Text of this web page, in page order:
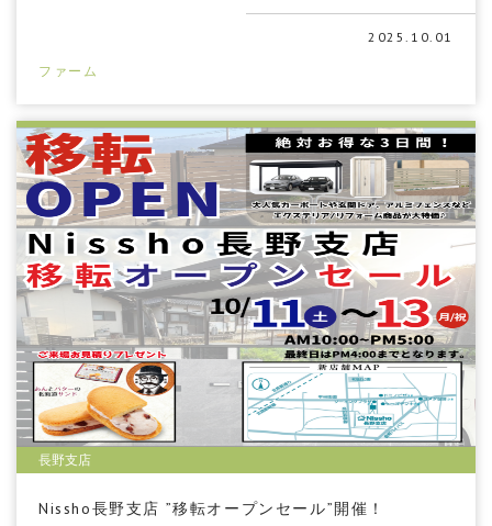
2025.10.01
ファーム
長野支店
Nissho長野支店 ”移転オープンセール”開催！